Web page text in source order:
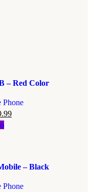
– Red Color
Phone
– Black
Phone